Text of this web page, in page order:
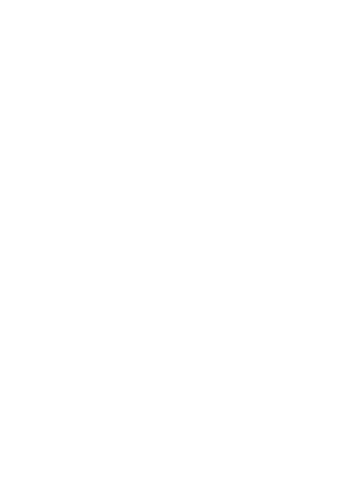
闔家平安的殊勝因緣。
護的虔誠心意
共同向七娘媽祝壽祈福
、事業順遂、百邪退散。